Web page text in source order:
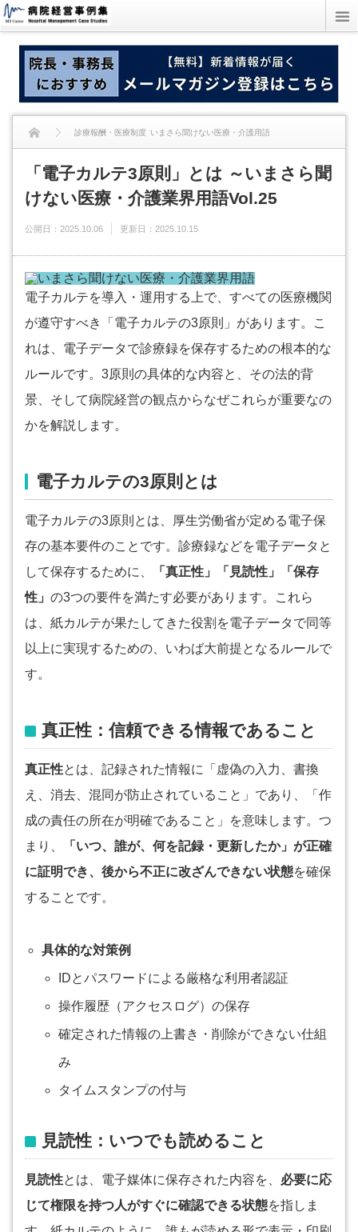
診療報酬・医療制度 いまさら聞けない医療・介護用語
「電子カルテ3原則」とは ～いまさら聞けない医療・介護業界用語Vol.25
「電子カルテ3原則」とは ～いまさら聞
けない医療・介護業界用語Vol.25
公開日： 2025.10.06 更新日： 2025.10.15
電子カルテを導入・運用する上で、すべての医療機関
が遵守すべき「電子カルテの3原則」があります。こ
れは、電子データで診療録を保存するための根本的な
ルールです。3原則の具体的な内容と、その法的背
景、そして病院経営の観点からなぜこれらが重要なの
かを解説します。
電子カルテの3原則とは
電子カルテの3原則とは、厚生労働省が定める電子保
存の基本要件のことです。診療録などを電子データと
して保存するために、
「真正性」「見読性」「保存
性」 の3つの要件を満たす必要があります。これら
は、紙カルテが果たしてきた役割を電子データで同等
以上に実現するための、いわば大前提となるルールで
す。
真正性：信頼できる情報であること
真正性とは、記録された情報に「虚偽の入力、書換
え、消去、混同が防止されていること」であり、「作
成の責任の所在が明確であること」を意味します。つ
まり、
「いつ、誰が、何を記録・更新したか」が正確
に証明でき、後から不正に改ざんできない状態を確保
することです。
具体的な対策例
IDとパスワードによる厳格な利用者認証
操作履歴（アクセスログ）の保存
確定された情報の上書き・削除ができない仕組
み
タイムスタンプの付与
見読性：いつでも読めること
見読性とは、電子媒体に保存された内容を、 必要に応
じて権限を持つ人がすぐに確認できる状態を指しま